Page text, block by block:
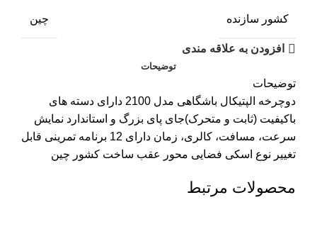
کشور سازنده چین
افزودن به علاقه مندی
توضیحات
توضیحات
دوچرخه الپتیکال باشگاهی مدل 2100 دارای دسته های
باکیفیت (ثابت و متحرک)جای پای بزرگ و استاندارد نمایش
سرعت، مسافت، کالری، زمان دارای 12 برنامه تمرینی قابل
تغییر نوع اسکی فضایی محور عقب ساخت کشور چین
محصولات مرتبط